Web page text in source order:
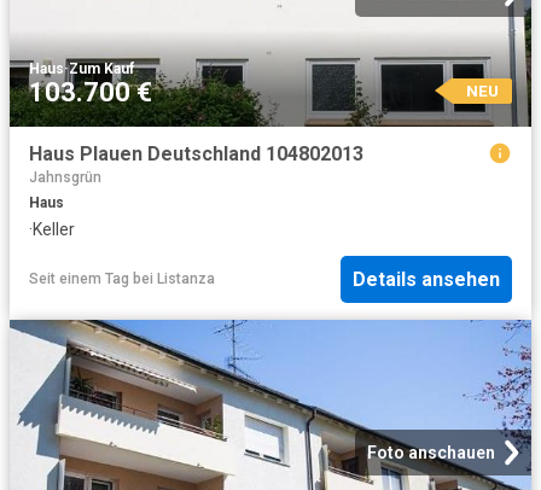
Haus·Zum Kauf
103.700 € NEU
Haus Plauen Deutschland 104802013
Jahnsgrün
Haus
·Keller
Seit einem Tag bei Listanza Details ansehen
Foto anschauen